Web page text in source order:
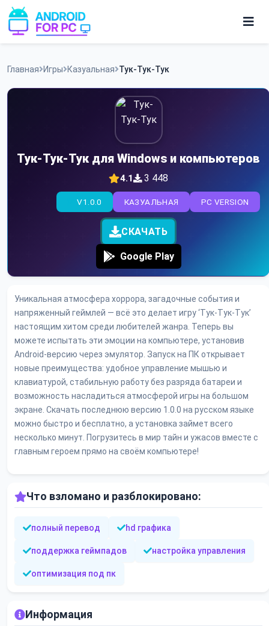
Skip
to
content
Приложения
Главная Игры Казуальная Тук-Тук-Тук
Тук-Тук-Тук для Windows и компьютеров
4.1 3 448
PC VERSION
КАЗУАЛЬНАЯ
V1.0.0
СКАЧАТЬ
Google Play
Уникальная атмосфера хоррора, загадочные события и
напряженный геймлей — всё это делает игру ‘Тук-Тук-Тук’
настоящим хитом среди любителей жанра. Теперь вы
можете испытать эти эмоции на компьютере, установив
Android-версию через эмулятор. Запуск на ПК открывает
новые преимущества: удобное управление мышью и
клавиатурой, стабильную работу без разряда батареи и
возможность насладиться атмосферой игры на большом
экране. Скачать последнюю версию 1.0.0 на русском языке
можно быстро и бесплатно, а установка займет всего
несколько минут. Погрузитесь в мир тайн и ужасов вместе с
главным героем прямо на своём компьютере!
Что взломано и разблокировано:
полный перевод hd графика
поддержка геймпадов настройка управления
оптимизация под пк
Информация